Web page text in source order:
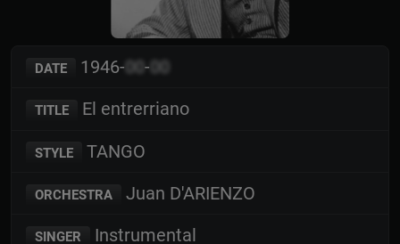
DATE 1946-00 -00
TITLE El entrerriano
STYLE TANGO
ORCHESTRA Juan D'ARIENZO
SINGER Instrumental